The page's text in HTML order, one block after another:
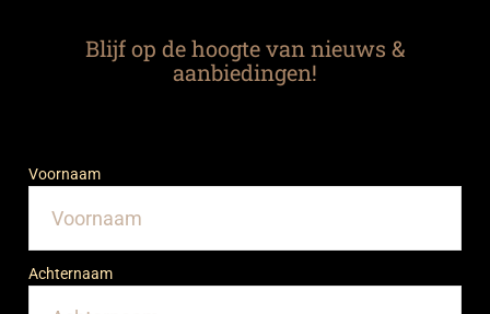
Blijf op de hoogte van nieuws &
aanbiedingen!
Voornaam
Achternaam